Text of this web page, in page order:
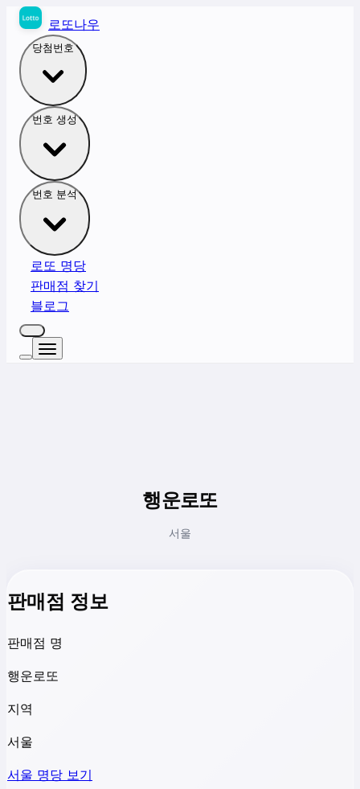
로또나우
당첨번호
번호 생성
번호 분석
로또 명당
판매점 찾기
블로그
행운로또
서울
판매점 정보
판매점 명
행운로또
지역
서울
서울 명당 보기